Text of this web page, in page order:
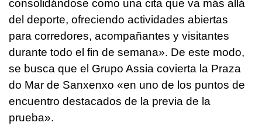
consolidándose como una cita que va más allá
del deporte, ofreciendo actividades abiertas
para corredores, acompañantes y visitantes
durante todo el fin de semana». De este modo,
se busca que el Grupo Assia covierta la Praza
do Mar de Sanxenxo «en uno de los puntos de
encuentro destacados de la previa de la
prueba».